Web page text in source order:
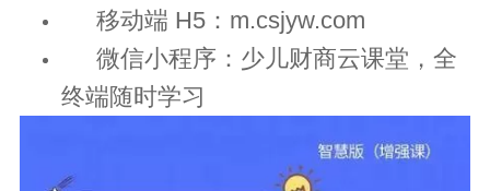
移动端 H5：m.csjyw.com
微信小程序：少儿财商云课堂，全
终端随时学习